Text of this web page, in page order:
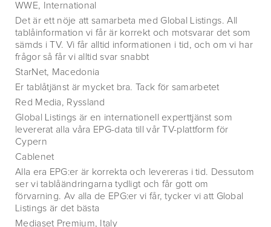
WWE, International
Det är ett nöje att samarbeta med Global Listings. All
tablåinformation vi får är korrekt och motsvarar det som
sämds i TV. Vi får alltid informationen i tid, och om vi har
frågor så får vi alltid svar snabbt
StarNet, Macedonia
Er tablåtjänst är mycket bra. Tack för samarbetet
Red Media, Ryssland
Global Listings är en internationell experttjänst som
levererat alla våra EPG-data till vår TV-plattform för
Cypern
Cablenet
Alla era EPG:er är korrekta och levereras i tid. Dessutom
ser vi tablåändringarna tydligt och får gott om
förvarning. Av alla de EPG:er vi får, tycker vi att Global
Listings är det bästa
Mediaset Premium, Italy